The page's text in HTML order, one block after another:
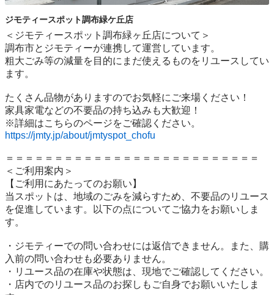
ジモティースポット調布緑ケ丘店
＜ジモティースポット調布緑ヶ丘店について＞
調布市とジモティーが連携して運営しています。
粗⼤ごみ等の減量を⽬的にまだ使えるものをリユースしてい
ます。
たくさん品物がありますのでお気軽にご来場ください！
家具家電などの不要品の持ち込みも大歓迎！
https://jmty.jp/about/jmtyspot_chofu
＝＝＝＝＝＝＝＝＝＝＝＝＝＝＝＝＝＝＝＝＝＝＝＝＝＝
＜ご利用案内＞
【ご利用にあたってのお願い】
当スポットは、地域のごみを減らすため、不要品のリユース
を促進しています。以下の点についてご協力をお願いしま
す。
・ジモティーでの問い合わせには返信できません。また、購
入前の問い合わせも必要ありません。
・リユース品の在庫や状態は、現地でご確認してください。
・店内でのリユース品のお探しもご自身でお願いいたしま